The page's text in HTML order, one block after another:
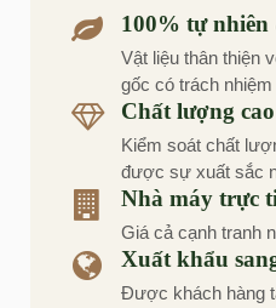
100% tự
Vật liệu thân thiện
gốc có trách nhiệm
Chất lượng
Kiểm soát chất
được sự xuất sắc
Nhà máy trực
Giá cả cạnh tranh
Xuất khẩu
Được khách hàng